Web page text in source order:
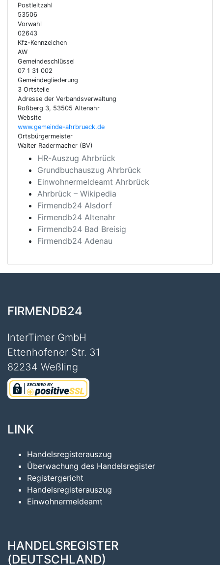
Postleitzahl
53506
Vorwahl
02643
Kfz-Kennzeichen
AW
Gemeindeschlüssel
07 1 31 002
Gemeindegliederung
3 Ortsteile
Adresse der Verbandsverwaltung
Roßberg 3, 53505 Altenahr
Website
www.gemeinde-ahrbrueck.de
Ortsbürgermeister
Walter Radermacher (BV)
HR-Auszug Ahrbrück
Grundbuchauszug Ahrbrück
Einwohnermeldeamt Ahrbrück
Ahrbrück – Wikipedia
Firmendb24 Alsdorf
Firmendb24 Altenahr
Firmendb24 Bad Breisig
Firmendb24 Adenau
FIRMENDB24
InterTimer GmbH
Ettenhofener Str. 31
82234 Weßling
LINK
Handelsregisterauszug
Überwachung des Handelsregister
Registergericht
Handelsregisterauszug
Einwohnermeldeamt
HANDELSREGISTER
(DEUTSCHLAND)